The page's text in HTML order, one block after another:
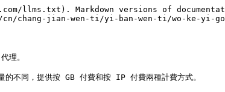
llms.txt). Markdown versions of
chang-jian-wen-ti/yi-ban-wen-ti/wo-ke-yi-
理。
不同，提供按 GB 付費和按 IP 付費兩種計費方式。